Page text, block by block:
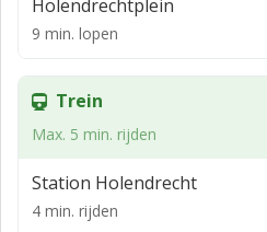
Holendrechtplein
9 min. lopen
Trein
Max. 5 min. rijden
Station Holendrecht
4 min. rijden